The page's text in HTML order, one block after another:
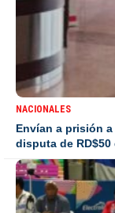
NACIONALES
Envían a prisión
disputa de